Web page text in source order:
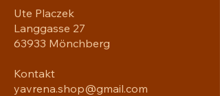
Ute Placzek
Langgasse 27
63933 Mönchberg
Kontakt
yavrena.shop@gmail.com